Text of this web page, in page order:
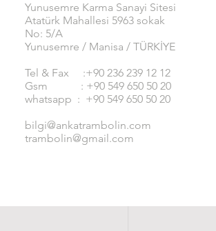
​Yunusemre Karma Sanayi Sitesi
Atatürk Mahallesi 5963 sokak
No: 5/A
Yunusemre / Manisa / TÜRKİYE
Tel & Fax :+90 236 239 12 12
Gsm : +90 549 650 50 20
whatsapp : +90 549 650 50 20
bilgi@ankatrambolin.com
trambolin@gmail.com